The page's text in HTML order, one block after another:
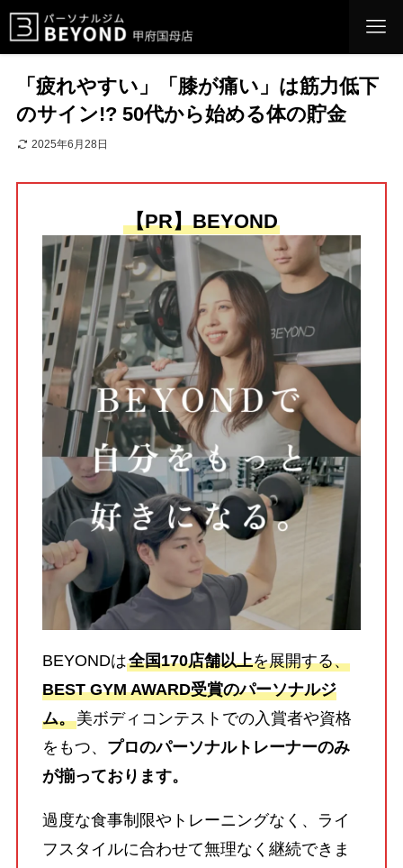
「疲れやすい」「膝が痛い」は筋力低下
のサイン!? 50代から始める体の貯金
2025年6月28日
【PR】BEYOND
BEYONDは全国170店舗以上を展開する、
BEST GYM AWARD受賞のパーソナルジ
ム。美ボディコンテストでの入賞者や資格
をもつ、 プロのパーソナルトレーナーのみ
が揃っております。
過度な食事制限やトレーニングなく、ライ
フスタイルに合わせて無理なく継続できま